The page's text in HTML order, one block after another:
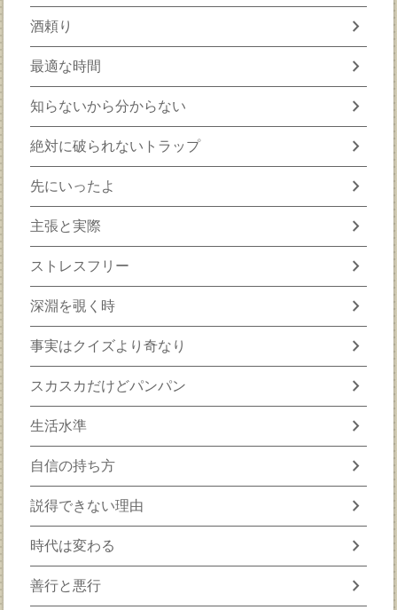
酒頼り chevron_right
最適な時間 chevron_right
知らないから分からない chevron_right
絶対に破られないトラップ chevron_right
先にいったよ chevron_right
主張と実際 chevron_right
ストレスフリー chevron_right
深淵を覗く時 chevron_right
事実はクイズより奇なり chevron_right
スカスカだけどパンパン chevron_right
生活水準 chevron_right
自信の持ち方 chevron_right
説得できない理由 chevron_right
時代は変わる chevron_right
善行と悪行 chevron_right